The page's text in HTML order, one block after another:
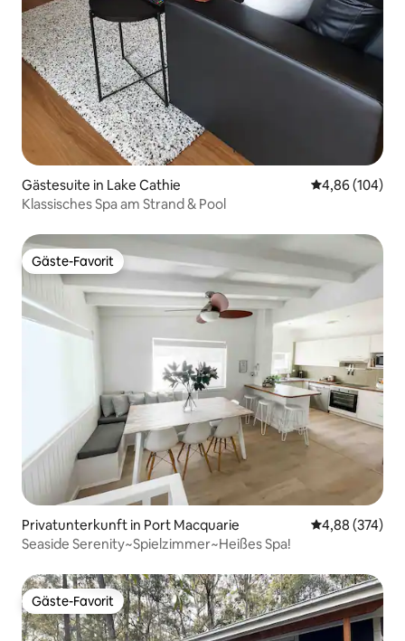
Gästesuite in Lake Cathie
4,86 (104)
Klassisches Spa am Strand & Pool
Gäste-Favorit
Gäste-Favorit
Privatunterkunft in Port Macquarie
4,88 (374)
Seaside Serenity~Spielzimmer~Heißes Spa!
Gäste-Favorit
Gäste-Favorit